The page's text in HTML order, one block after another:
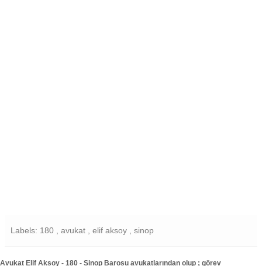
Labels: 180 , avukat , elif aksoy , sinop
Avukat Elif Aksoy - 180 - Sinop Barosu avukatlarından olup ; görev